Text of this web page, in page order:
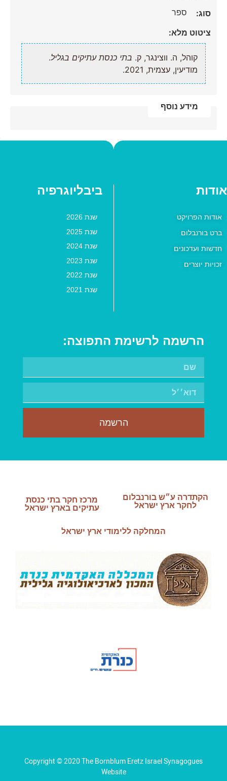
סוג: ספר
ציטוט מלא:
קוהל, ה. ווצינגר, ק. בתי כנסת עתיקים בגליל.
מודיעין, עצמית, 2021.
מידע נוסף
אודות
אודות הפרויקט
ברט בורנבלום
חדשות ועדכונים
זכויות יוצרים
ביבליוגרפיה
שנת 2026
שנת 2025
שנת 2024
שנת 2023
שנת 2022
שנת 2021
הרשמה לרשימת התפוצה:
הרשמה
הקתדרה ע״ש בורנבלום
לחקר ארץ ישראל
מרכז חקר בתי כנסת
עתיקים בארץ ישראל
המחלקה ללימודי ארץ ישראל
Copyright © 2020 The Bornblum Eretz Israel Synagogues
Website